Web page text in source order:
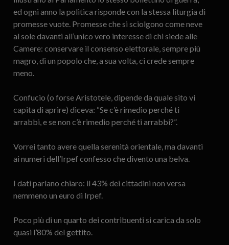
ed ogni anno la politica risponde con la stessa liturgia di
promesse vuote. Promesse che si sciolgono come neve
al sole davanti all’unico vero interesse di chi siede alle
Camere: conservare il consenso elettorale, sempre più
magro, di un popolo che, a sua volta, ci crede sempre
meno.
Confucio (o forse Aristotele, dipende da quale sito vi
capita di aprire) diceva: “Se c’è rimedio perché ti
arrabbi, e se non c’è rimedio perché ti arrabbi?”.
Vorrei tanto avere quella serenità orientale, ma davanti
ai numeri dell’Irpef confesso che divento una belva.
I dati parlano chiaro: il 43% dei cittadini non versa
nemmeno un euro di Irpef.
Poco più di un quarto dei contribuenti si carica da solo
quasi l’80% del gettito.